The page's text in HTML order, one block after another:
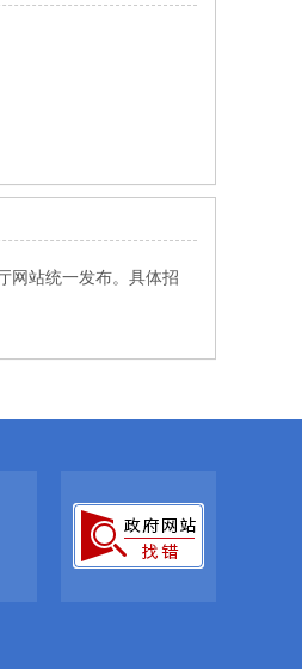
网站统一发布。具体招